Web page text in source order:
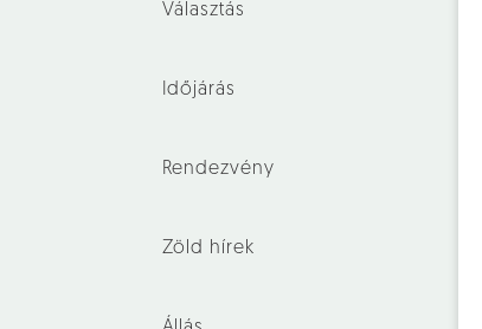
Választás
Időjárás
Rendezvény
Zöld hírek